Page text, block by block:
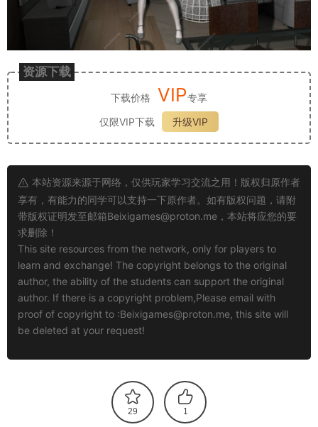
资源下载
下载价格 VIP专享
仅限VIP下载
升级VIP
本站资源来源于网络，仅供玩家学习交流之用！版权归原作者
享有，有能力的同学可以支持一下原作者。如有版权问题，请附
带版权证明发至邮箱Beixigames@proton.me ，本站将应您的要
求删除！
This site resources from the network, only for players to
learn and exchange! The copyright belongs to the original
author, the ability of the students can support the original
author. If there is a copyright problem,Please email with
proof of copyright to :Beixigames@proton.me, this site will
be deleted at your request!
29 1